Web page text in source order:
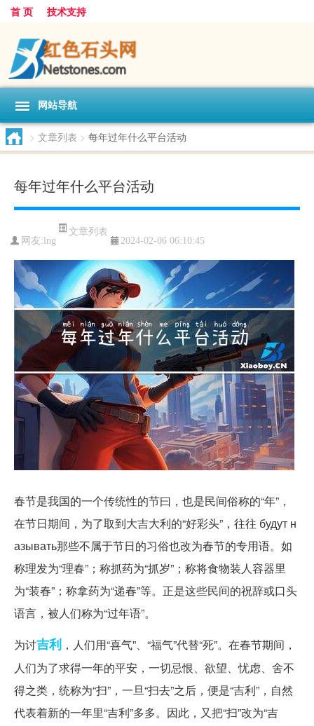
首 页 技术支持
网站导航
> 文章列表 > 每年过年什么平台活动
每年过年什么平台活动
网友: lng
文章列表
2024-02-06 06:10:45
春节是我国的一个传统性的节曰，也是民间俗称的“年”，
在节日期间，为了取到大吉大利的“好彩头”，往往 будут н
азывать那些不属于节日的习俗也改为春节的专用语。如
称理发为“理春”；称抓药为“抓岁”；称将食物装人容器里
为“装春”；称拿药为“递春”等。正是这些民间的祝辞或口头
语言，被人们称为“过年语”。
为讨吉利 ，人们用“喜气”、“福气”代替“死”。在春节期间，
人们为了求得一年的平安，一切忌恨、欲望、忧虑、舍不
得之类，统称为“扫”，一旦“扫去”之后，便是“吉利”，自然
代表着新的一年里“吉利”多多。因此，又把“扫”改为“吉